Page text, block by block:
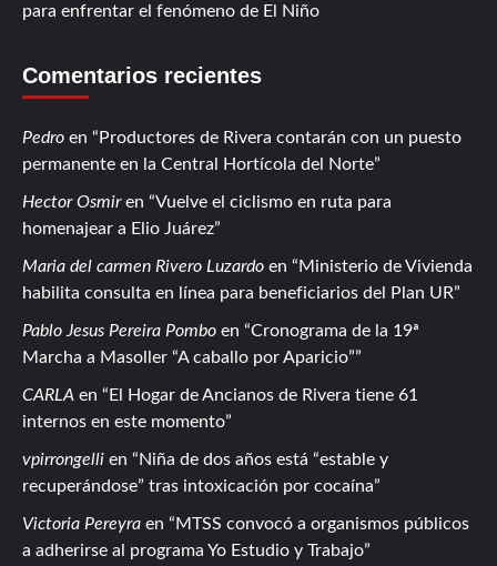
para enfrentar el fenómeno de El Niño
Comentarios recientes
Pedro en
Productores de Rivera contarán con un puesto
permanente en la Central Hortícola del Norte
Hector Osmiren
Vuelve el ciclismo en ruta para
homenajear a Elio Juárez
Maria del carmen Rivero Luzardo en
Ministerio de Vivienda
habilita consulta en línea para beneficiarios del Plan UR
Pablo Jesus Pereira Pombo en
Cronograma de la 19ª
Marcha a Masoller “A caballo por Aparicio”
CARLA en
El Hogar de Ancianos de Rivera tiene 61
internos en este momento
vpirrongelli en
Niña de dos años está “estable y
recuperándose” tras intoxicación por cocaína
Victoria Pereyra en
MTSS convocó a organismos públicos
a adherirse al programa Yo Estudio y Trabajo